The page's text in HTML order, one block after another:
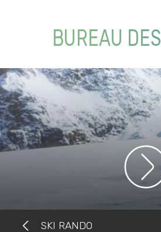
BUREAU DES
SKI RANDO